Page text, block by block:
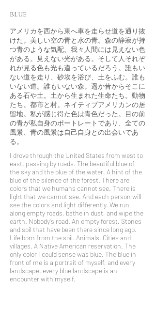
blue
アメリカを西から東へ車を走らせ道を通り抜
けた。美しい空の青と水の青。森の静寂が持
つ青のような気配。我々人間には見えない色
がある。見えない光がある。そして人それぞ
れが見る色も光も違っているだろう。誰もい
ない道を走り、砂埃を浴び、土をふむ。誰も
いない道。誰もいない森。遥か昔からそこに
ある石や土。土から生まれた生命たち。動物
たち。都市と村。ネイティブアメリカンの居
留地。私が感じ得た色は青色だった。目の前
の青が私自身のポートレートであり、全ての
風景、青の風景は自己自身との出会いであ
る。
I drove through the United States from west to
east, passing by roads. The beautiful blue of
the sky and the blue of the water. A hint of the
blue of the silence of the forest. There are
colors that we humans cannot see. There is
light that we cannot see. And each person will
see the colors and light differently. We run
along empty roads, bathe in dust, and wipe the
earth. Nobody's road. An empty forest. Stones
and soil that have been there since long ago.
Life born from the soil. Animals. Cities and
villages. A Native American reservation. The
only color I could sense was blue. The blue in
front of me is a portrait of myself, and every
landscape, every blue landscape is an
encounter with myself.